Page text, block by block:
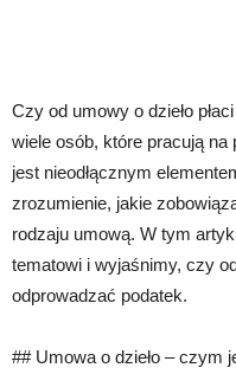
Czy od umowy o dzieło
wiele osób, które pracują na
jest nieodłącznym
zrozumienie, jakie
rodzaju umową. W tym
tematowi i wyjaśnimy, czy
odprowadzać podatek.
## Umowa o dzieło – czym